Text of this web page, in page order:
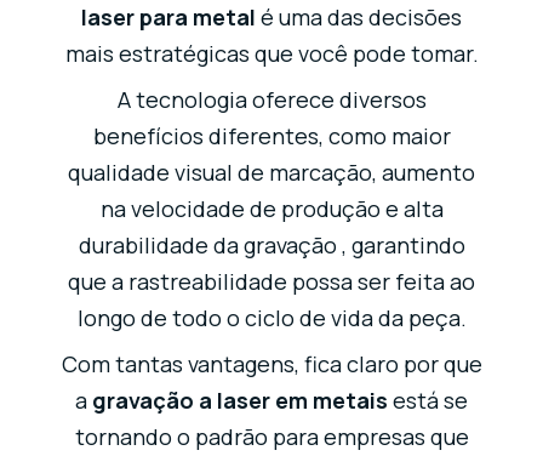
laser para metal é uma das decisões
mais estratégicas que você pode tomar.
A tecnologia oferece diversos
benefícios diferentes, como maior
qualidade visual de marcação, aumento
na velocidade de produção e alta
durabilidade da gravação , garantindo
que a rastreabilidade possa ser feita ao
longo de todo o ciclo de vida da peça.
Com tantas vantagens, fica claro por que
a gravação a laser em metais está se
tornando o padrão para empresas que